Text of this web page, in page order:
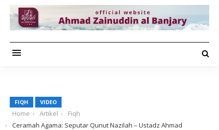
FIQH VIDEO
Home Artikel
Fiqh
Ceramah Agama: Seputar Qunut Nazilah – Ustadz Ahmad